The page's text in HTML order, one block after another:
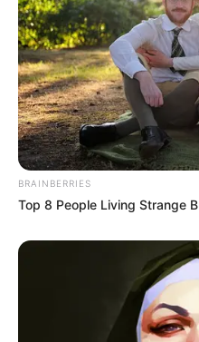
meio de uma guerra
BRAINBERRIES
Top 8 People Living Strange